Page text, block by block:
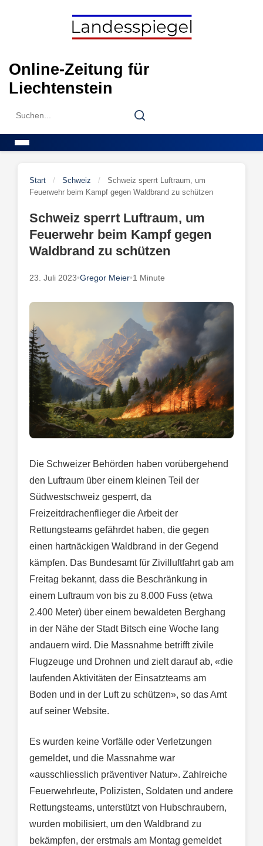
Online-Zeitung für
Liechtenstein
Search
Search
Start / Schweiz /
Schweiz sperrt Luftraum, um
Feuerwehr beim Kampf gegen Waldbrand zu schützen
Schweiz sperrt Luftraum, um
Feuerwehr beim Kampf gegen
Waldbrand zu schützen
23. Juli 2023•Gregor Meier•1 Minute
Die Schweizer Behörden haben vorübergehend
den Luftraum über einem kleinen Teil der
Südwestschweiz gesperrt, da
Freizeitdrachenflieger die Arbeit der
Rettungsteams gefährdet haben, die gegen
einen hartnäckigen Waldbrand in der Gegend
kämpfen. Das Bundesamt für Zivilluftfahrt gab am
Freitag bekannt, dass die Beschränkung in
einem Luftraum von bis zu 8.000 Fuss (etwa
2.400 Meter) über einem bewaldeten Berghang
in der Nähe der Stadt Bitsch eine Woche lang
andauern wird. Die Massnahme betrifft zivile
Flugzeuge und Drohnen und zielt darauf ab, «die
laufenden Aktivitäten der Einsatzteams am
Boden und in der Luft zu schützen», so das Amt
auf seiner Website.
Es wurden keine Vorfälle oder Verletzungen
gemeldet, und die Massnahme war
«ausschliesslich präventiver Natur». Zahlreiche
Feuerwehrleute, Polizisten, Soldaten und andere
Rettungsteams, unterstützt von Hubschraubern,
wurden mobilisiert, um den Waldbrand zu
bekämpfen, der erstmals am Montag gemeldet